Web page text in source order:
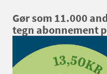
Gør som 11.000
tegn abonnement